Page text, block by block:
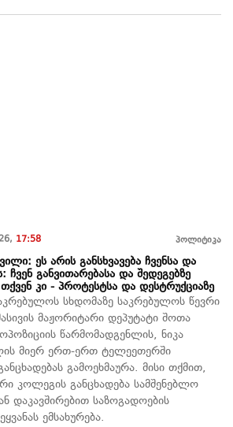
17:58 პოლიტიკა
ეს არის განსხვავება ჩვენსა და
ჩვენ განვითარებასა და შედეგებზე
კი - პროტესტსა და დესტრუქციაზე
სხდომაზე საკრებულოს წევრი
მაჟორიტარი დეპუტატი შოთა
წარმომადგენლის, ნიკა
მიერ ერთ-ერთ ტელეეთერში
გამოეხმაურა. მისი თქმით,
კოლეგის განცხადება სამშენებლო
დაკავშირებით საზოგადოების
ემსახურება.